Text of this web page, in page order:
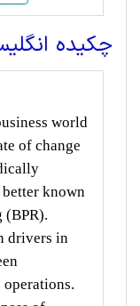
چکیده
world
of change
better known
(BPR).
drivers in